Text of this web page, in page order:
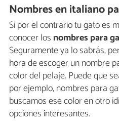
Nombres en italiano
Si por el contrario tu gato es
conocer los nombres para
Seguramente ya lo sabrás,
hora de escoger un nombre
color del pelaje. Puede que
por ejemplo, nombres para
buscamos ese color en otro
opciones interesantes.